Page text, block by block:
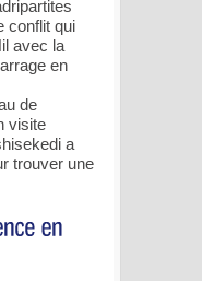
conflit qui
avec la
en
de
visite
a
trouver une